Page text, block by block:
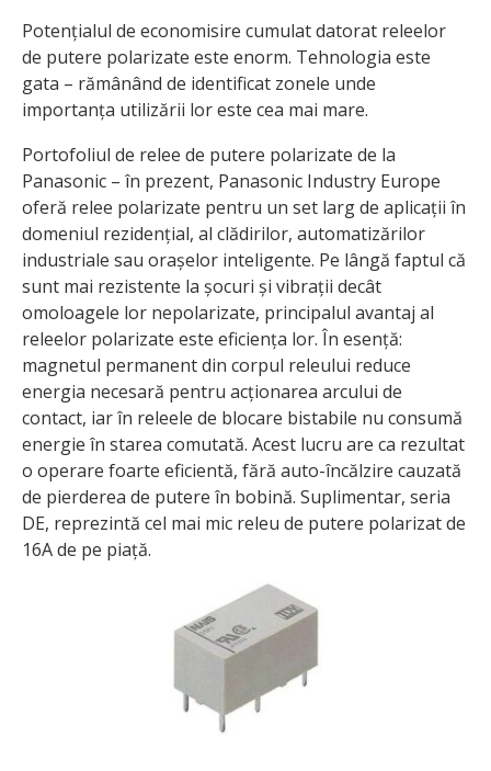
Potențialul de economisire cumulat datorat releelor
de putere polarizate este enorm. Tehnologia este
gata – rămânând de identificat zonele unde
importanța utilizării lor este cea mai mare.
Portofoliul de relee de putere polarizate de la
Panasonic – în prezent, Panasonic Industry Europe
oferă relee polarizate pentru un set larg de aplicații în
domeniul rezidențial, al clădirilor, automatizărilor
industriale sau orașelor inteligente. Pe lângă faptul că
sunt mai rezistente la șocuri și vibrații decât
omoloagele lor nepolarizate, principalul avantaj al
releelor polarizate este eficiența lor. În esență:
magnetul permanent din corpul releului reduce
energia necesară pentru acționarea arcului de
contact, iar în releele de blocare bistabile nu consumă
energie în starea comutată. Acest lucru are ca rezultat
o operare foarte eficientă, fără auto-încălzire cauzată
de pierderea de putere în bobină. Suplimentar, seria
DE, reprezintă cel mai mic releu de putere polarizat de
16A de pe piață.